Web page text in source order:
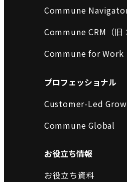
Commune
Commune CRM（旧
Commune for Work
プロフェッショナル
Customer-Led
Commune Global
お役立ち情報
お役立ち資料